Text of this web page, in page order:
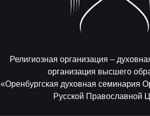
Религиозная организация –
организация высшего
«Оренбургская духовная семинария
Русской Православной